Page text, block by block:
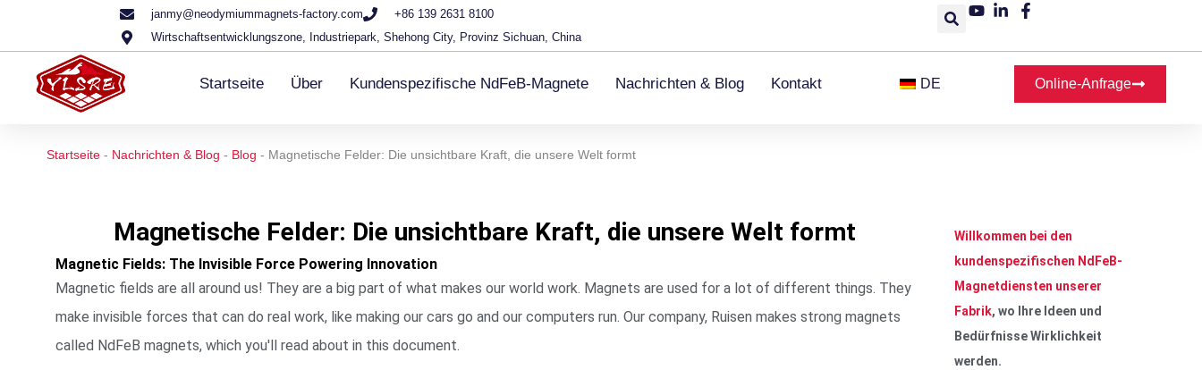
springen
janmy@neodymiummagnets-factory.com
+86 139 2631 8100
Wirtschaftsentwicklungszone, Industriepark, Shehong City, Provinz Sichuan, China
Startseite Über Kundenspezifische NdFeB-Magnete Nachrichten & Blog Kontakt DE Online-Anfrage
Startseite - Nachrichten & Blog - Blog - Magnetische Felder: Die unsichtbare Kraft, die unsere Welt formt
Magnetische Felder: Die unsichtbare Kraft, die unsere Welt formt
Magnetic Fields: The Invisible Force Powering Innovation
Magnetic fields are all around us! They are a big part of what makes our world work. Magnets are used for a lot of different things. They
make invisible forces that can do real work, like making our cars go and our computers run. Our company, Ruisen makes strong magnets
called NdFeB magnets, which you'll read about in this document.
Willkommen bei den
kundenspezifischen NdFeB-
Magnetdiensten unserer
Fabrik, wo Ihre Ideen und
Bedürfnisse Wirklichkeit
werden.